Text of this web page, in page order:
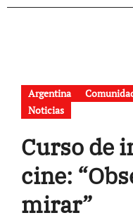
Argentina
Noticias
Curso de
cine:
mirar”